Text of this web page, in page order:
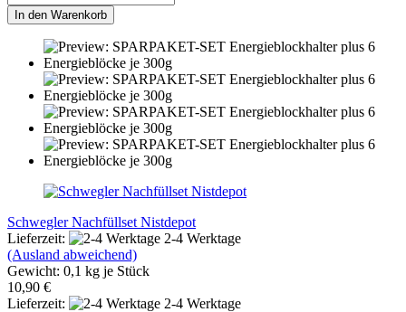
In den Warenkorb
Schwegler Nachfüllset Nistdepot
Lieferzeit:
2-4 Werktage
(Ausland abweichend)
Gewicht: 0,1 kg je Stück
10,90 €
Lieferzeit:
2-4 Werktage